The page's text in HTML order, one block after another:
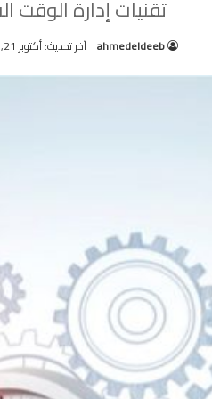
تقنيات إدارة الوقت
ahmedeldeeb آخر تحديث: أكتوبر 21, 2025